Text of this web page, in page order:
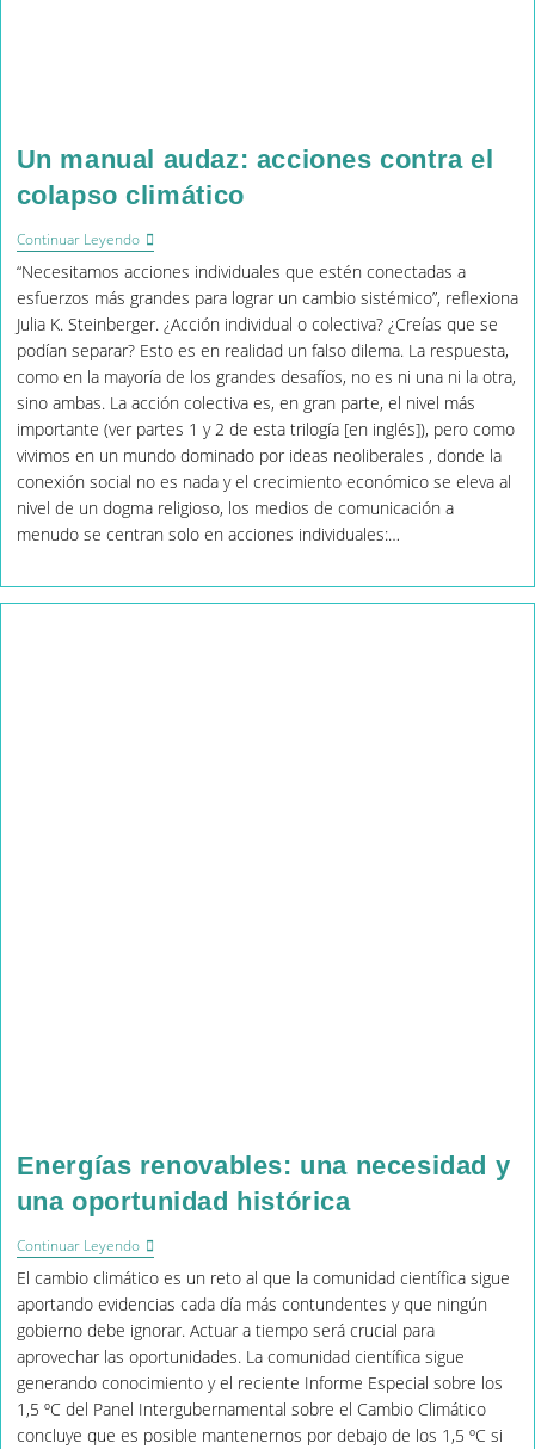
Un manual audaz: acciones contra el
colapso climático
Continuar LeyendoUn
Manual
Audaz:
Acciones
Contra
El
Colapso
Climático
“Necesitamos acciones individuales que estén conectadas a
esfuerzos más grandes para lograr un cambio sistémico”, reflexiona
Julia K. Steinberger. ¿Acción individual o colectiva? ¿Creías que se
podían separar? Esto es en realidad un falso dilema. La respuesta,
como en la mayoría de los grandes desafíos, no es ni una ni la otra,
sino ambas. La acción colectiva es, en gran parte, el nivel más
importante (ver partes 1 y 2 de esta trilogía [en inglés]), pero como
vivimos en un mundo dominado por ideas neoliberales , donde la
conexión social no es nada y el crecimiento económico se eleva al
nivel de un dogma religioso, los medios de comunicación a
menudo se centran solo en acciones individuales:…
Energías renovables: una necesidad y
una oportunidad histórica
Continuar LeyendoEnergías
Renovables:
Una
Necesidad
Y
Una
Oportunidad
Histórica
El cambio climático es un reto al que la comunidad científica sigue
aportando evidencias cada día más contundentes y que ningún
gobierno debe ignorar. Actuar a tiempo será crucial para
aprovechar las oportunidades. La comunidad científica sigue
generando conocimiento y el reciente Informe Especial sobre los
1,5 ºC del Panel Intergubernamental sobre el Cambio Climático
concluye que es posible mantenernos por debajo de los 1,5 ºC si